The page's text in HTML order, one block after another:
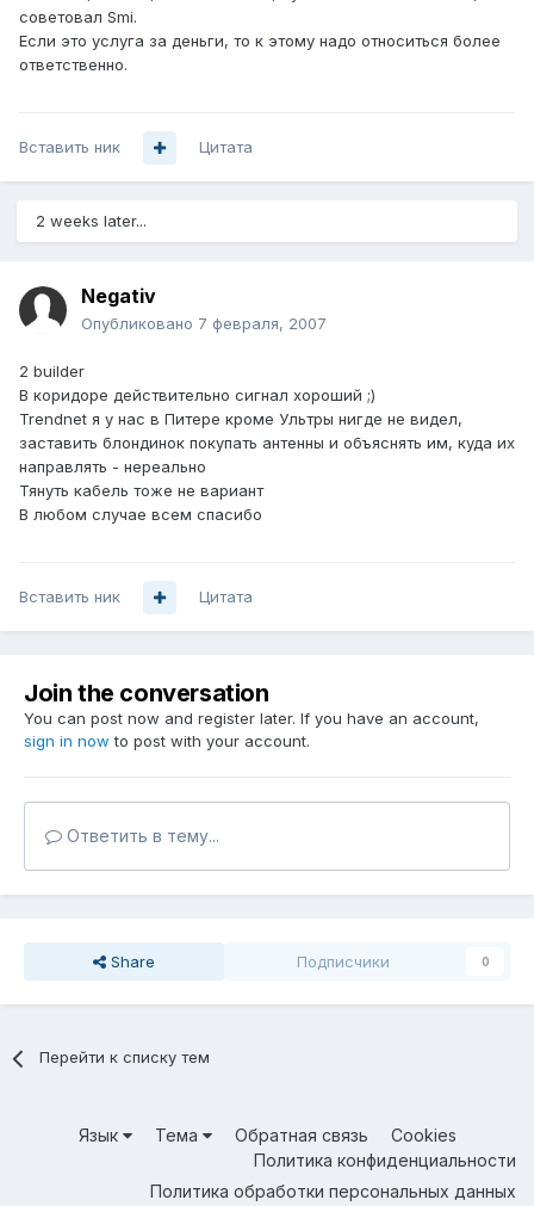
советовал Smi.
Если это услуга за деньги, то к этому надо относиться более
ответственно.
Вставить ник Цитата
2 weeks later...
Negativ
Опубликовано 7 февраля, 2007
2 builder
В коридоре действительно сигнал хороший ;)
Trendnet я у нас в Питере кроме Ультры нигде не видел,
заставить блондинок покупать антенны и объяснять им, куда их
направлять - нереально
Тянуть кабель тоже не вариант
В любом случае всем спасибо
Вставить ник Цитата
Join the conversation
You can post now and register later. If you have an account,
sign in now to post with your account.
Ответить в тему...
Share Подписчики 0
Перейти к списку тем
Язык Тема Обратная связь
Cookies
Политика конфиденциальности
Политика обработки персональных данных